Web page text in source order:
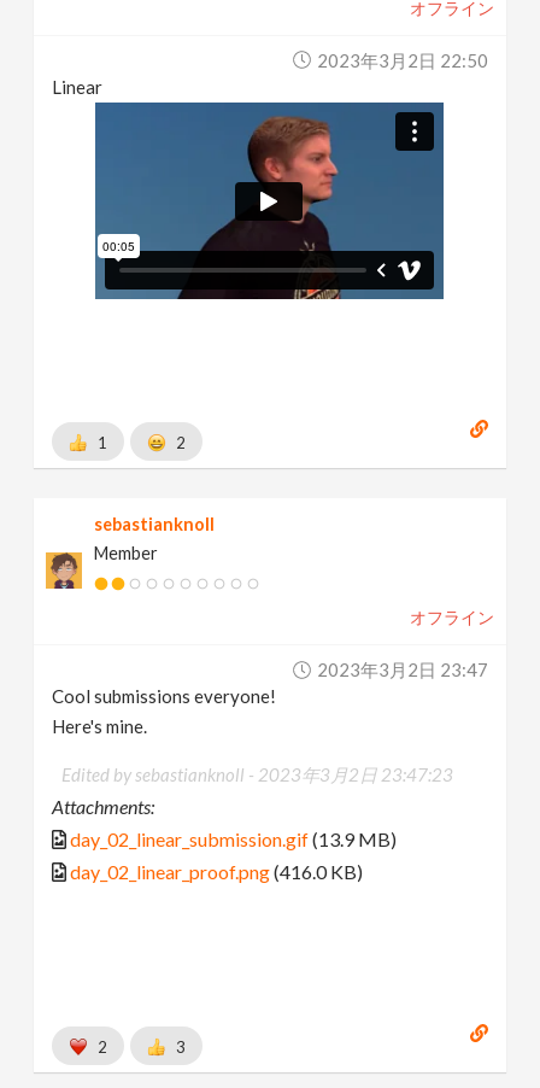
オフライン
2023年3月2日 22:50
Linear
1 2
sebastianknoll
Member
オフライン
2023年3月2日 23:47
Cool submissions everyone!
Here's mine.
Edited by sebastianknoll - 2023年3月2日 23:47:23
Attachments:
day_02_linear_submission.gif(13.9 MB)
day_02_linear_proof.png(416.0 KB)
2 3